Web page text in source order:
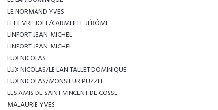
LE NORMAND YVES
LEFIEVRE JOËL/CARMEILLE JÉRÔME
LINFORT JEAN-MICHEL
LINFORT JEAN-MICHEL
LUX NICOLAS
LUX NICOLAS/LE LAN TALLET DOMINIQUE
LUX NICOLAS/MONSIEUR PUZZLE
LES AMIS DE SAINT VINCENT DE COSSE
MALAURIE YVES